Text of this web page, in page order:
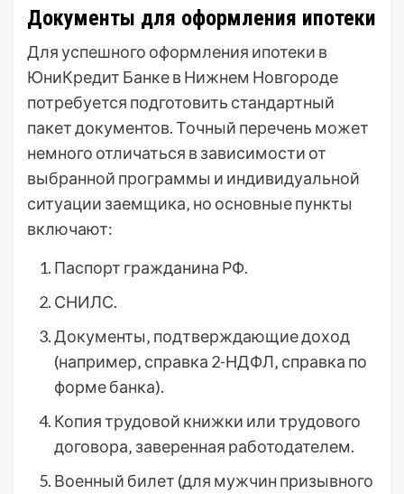
Документы для оформления ипотеки
Для успешного оформления ипотеки в
ЮниКредит Банке в Нижнем Новгороде
потребуется подготовить стандартный
пакет документов. Точный перечень может
немного отличаться в зависимости от
выбранной программы и индивидуальной
ситуации заемщика‚ но основные пункты
включают:
Паспорт гражданина РФ.
СНИЛС.
Документы‚ подтверждающие доход
(например‚ справка 2-НДФЛ‚ справка по
форме банка).
Копия трудовой книжки или трудового
договора‚ заверенная работодателем.
Военный билет (для мужчин призывного